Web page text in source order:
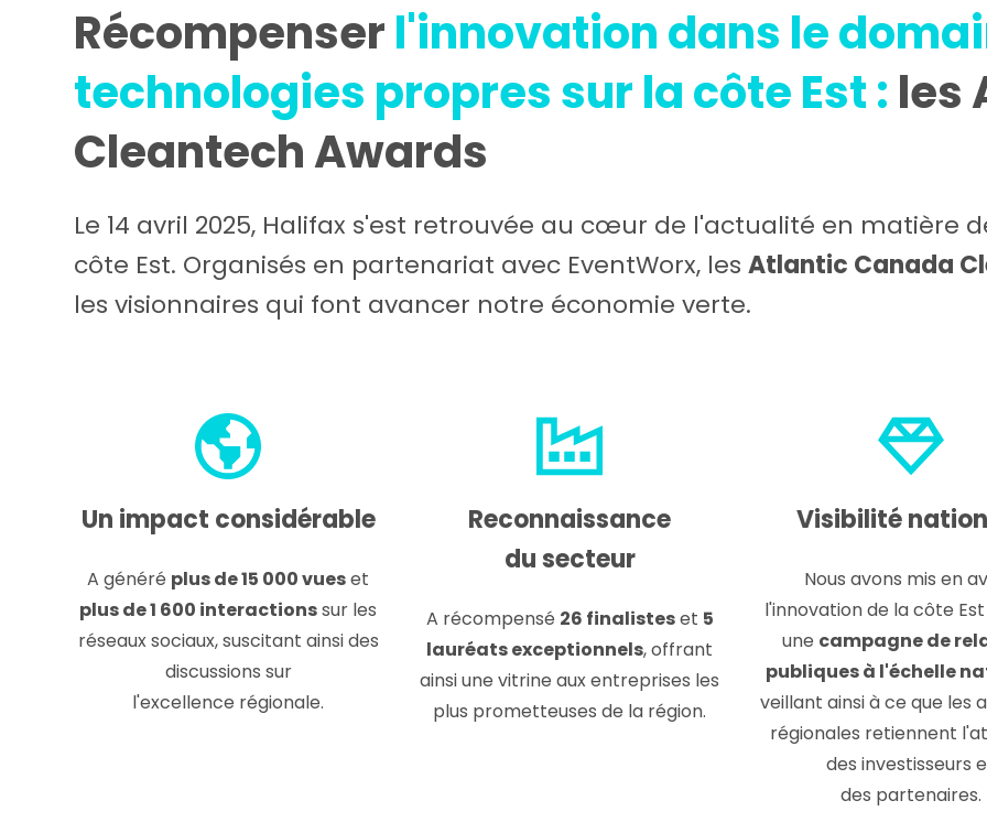
Récompenserl'innovation dans le
technologies propres sur la côte Est : les
Cleantech Awards
Le 14 avril 2025, Halifax s'est retrouvée au cœur de l'actualité en matière
côte Est. Organisés en partenariat avec EventWorx, lesAtlantic Canada
les visionnaires qui font avancer notre économie verte.
Un impact considérable
A généré plus de 15 000 vueset
plus de 1 600 interactionssur les
réseaux sociaux, suscitant ainsi des
discussions sur
l'excellence régionale.
Reconnaissance
du secteur
A récompensé 26 finalisteset 5
lauréats exceptionnels, offrant
ainsi une vitrine aux entreprises les
plus prometteuses de la région.
Visibilité
Nous avons mis en
l'innovation de la côte
une campagne de
publiques à l'échelle
veillant ainsi à ce que les
régionales retiennent
des investisseurs
des partenaires.